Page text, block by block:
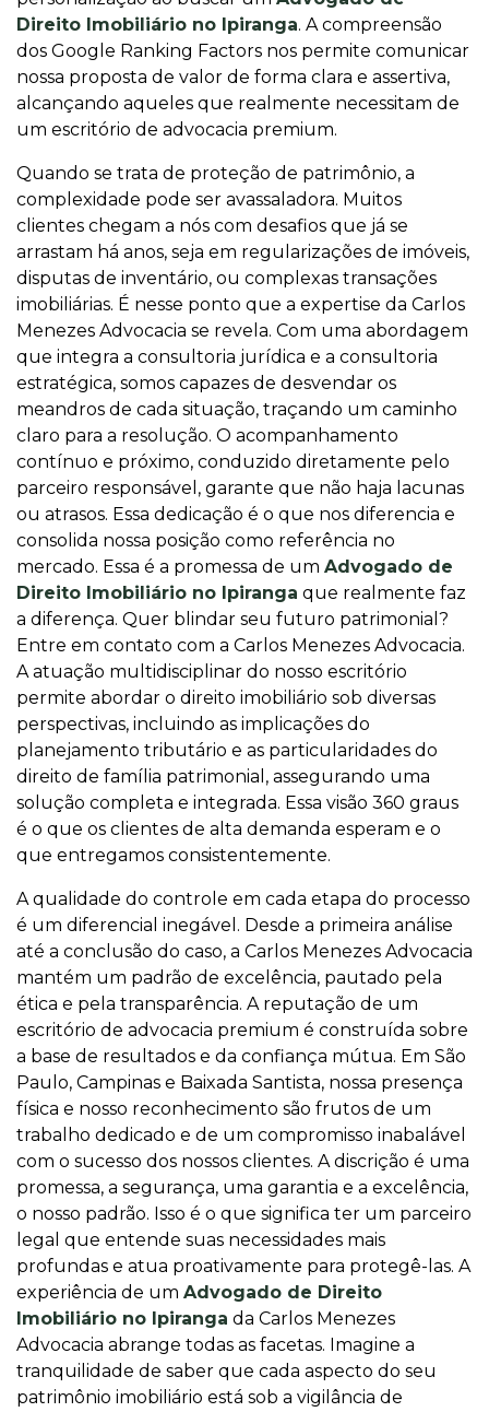
Direito Imobiliário no Ipiranga. A compreensão
dos Google Ranking Factors nos permite comunicar
nossa proposta de valor de forma clara e assertiva,
alcançando aqueles que realmente necessitam de
um escritório de advocacia premium.
Quando se trata de proteção de patrimônio, a
complexidade pode ser avassaladora. Muitos
clientes chegam a nós com desafios que já se
arrastam há anos, seja em regularizações de imóveis,
disputas de inventário, ou complexas transações
imobiliárias. É nesse ponto que a expertise da Carlos
Menezes Advocacia se revela. Com uma abordagem
que integra a consultoria jurídica e a consultoria
estratégica, somos capazes de desvendar os
meandros de cada situação, traçando um caminho
claro para a resolução. O acompanhamento
contínuo e próximo, conduzido diretamente pelo
parceiro responsável, garante que não haja lacunas
ou atrasos. Essa dedicação é o que nos diferencia e
consolida nossa posição como referência no
mercado. Essa é a promessa de um Advogado de
Direito Imobiliário no Ipiranga que realmente faz
a diferença. Quer blindar seu futuro patrimonial?
Entre em contato com a Carlos Menezes Advocacia.
A atuação multidisciplinar do nosso escritório
permite abordar o direito imobiliário sob diversas
perspectivas, incluindo as implicações do
planejamento tributário e as particularidades do
direito de família patrimonial, assegurando uma
solução completa e integrada. Essa visão 360 graus
é o que os clientes de alta demanda esperam e o
que entregamos consistentemente.
A qualidade do controle em cada etapa do processo
é um diferencial inegável. Desde a primeira análise
até a conclusão do caso, a Carlos Menezes Advocacia
mantém um padrão de excelência, pautado pela
ética e pela transparência. A reputação de um
escritório de advocacia premium é construída sobre
a base de resultados e da confiança mútua. Em São
Paulo, Campinas e Baixada Santista, nossa presença
física e nosso reconhecimento são frutos de um
trabalho dedicado e de um compromisso inabalável
com o sucesso dos nossos clientes. A discrição é uma
promessa, a segurança, uma garantia e a excelência,
o nosso padrão. Isso é o que significa ter um parceiro
legal que entende suas necessidades mais
profundas e atua proativamente para protegê-las. A
experiência de um Advogado de Direito
Imobiliário no Ipiranga da Carlos Menezes
Advocacia abrange todas as facetas. Imagine a
tranquilidade de saber que cada aspecto do seu
patrimônio imobiliário está sob a vigilância de